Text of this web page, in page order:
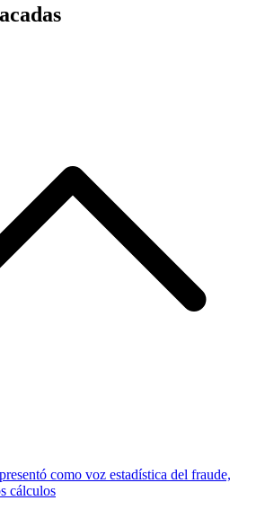
como voz estadística del fraude,
cálculos